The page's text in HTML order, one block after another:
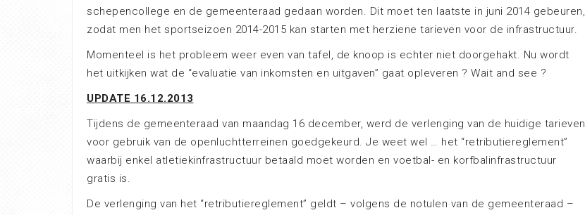
schepencollege en de gemeenteraad gedaan worden. Dit moet ten laatste in juni 2014 gebeuren,
zodat men het sportseizoen 2014-2015 kan starten met herziene tarieven voor de infrastructuur.
Momenteel is het probleem weer even van tafel, de knoop is echter niet doorgehakt. Nu wordt
het uitkijken wat de “evaluatie van inkomsten en uitgaven” gaat opleveren ? Wait and see ?
UPDATE 16.12.2013
Tijdens de gemeenteraad van maandag 16 december, werd de verlenging van de huidige tarieven
voor gebruik van de openluchtterreinen goedgekeurd. Je weet wel … het “retributiereglement”
waarbij enkel atletiekinfrastructuur betaald moet worden en voetbal- en korfbalinfrastructuur
gratis is.
De verlenging van het “retributiereglement” geldt – volgens de notulen van de gemeenteraad –